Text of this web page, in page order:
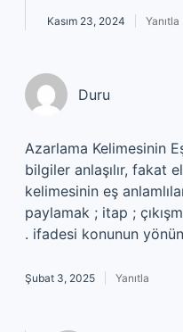
Kasım 23, 2024 Yanıtla
Duru
Azarlama Kelimesinin
bilgiler anlaşılır, fakat
kelimesinin eş
paylamak ; itap ;
. ifadesi konunun
Şubat 3, 2025 Yanıtla